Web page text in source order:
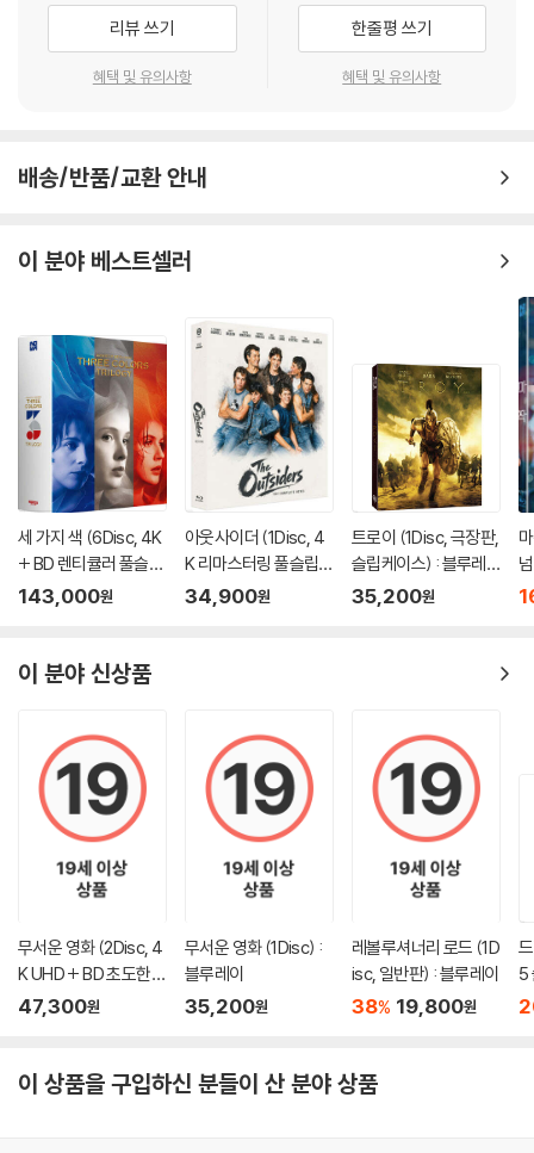
※ 교환/반품 안내
1) 불량으로 인한 교환/반품 요청 시에는 불량 확인을 위해 개봉 시의 동영
상을 요청할 수 있으며, 동영상이 없는 경우 교환/반품이 제한될 수 있습니
문의 바랍니다.
3) 스틸북 한정판, 초회 한정판의 경우 제작 수량이 한정되어 있고, 택배
4) 한정판 상품의 변심, 오구매로 인한 반품은 회송된 상품의 상태 확인 후
진행이 가능합니다. 택배 이동 중 파손이 발생하지 않도록 완충 포장을 부
탁드립니다.
어둠과 추위로 가득한 폐건물 속에서 먹을 거라곤 오래된 통조림 몇 개뿐
인 은신생활 중, 스필만은 우연찮게 순찰을 돌던 독일 장교에게 발각되고
만다. 한눈에 유태인 도망자임을 눈치챈 독일 장교. 스필만에게 신분을 대
작하는데...
리뷰 쓰기
혜택 및 유의사항
한줄평 쓰기
혜택 및 유의사항
배송/반품/교환 안내
이 분야 베스트셀러
세 가지 색 (6Disc, 4K
+ BD 렌티큘러 풀슬립
트릴로지 박스 한정판)
143,000원
아웃사이더 (1Disc, 4
K 리마스터링 풀슬립) :
블루레이
34,900원
트로이 (1Disc, 극장판,
슬립케이스) : 블루레
이
35,200원
:
이 분야 신상품
무서운 영화 (2Disc, 4
K UHD + BD 초도한정
슬립케이스) : 블루레
47,300원
무서운 영화 (1Disc) :
블루레이
35,200원
레볼루셔너리 로드 (1D
isc, 일반판) : 블루레이
38% 19,800원
5
이 상품을 구입하신 분들이 산 분야 상품